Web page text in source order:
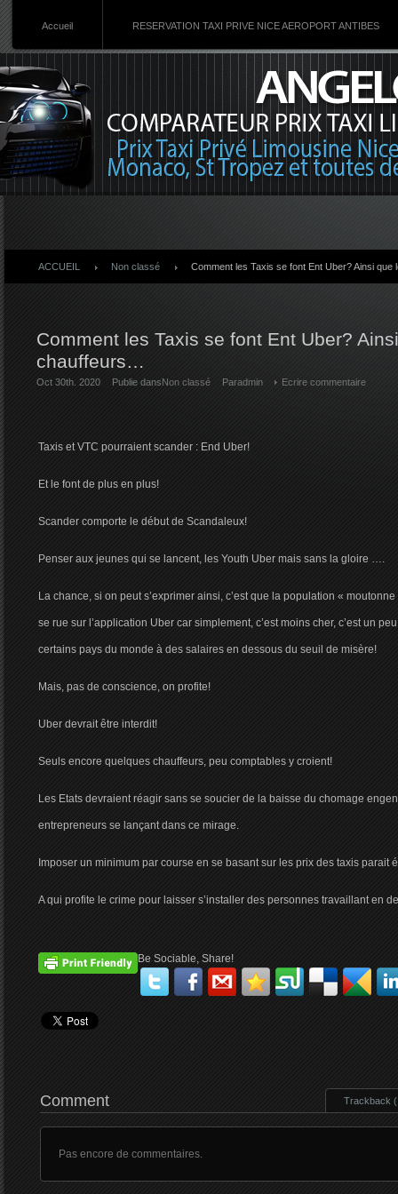
Accueil RESERVATION TAXI PRIVE NICE AEROPORT ANTIBES
ACCUEIL Non classé Comment les Taxis se font Ent Uber? Ainsi
Comment les Taxis se font Ent Uber?
chauffeurs…
Oct 30th. 2020 Publie dansNon classé Paradmin Ecrire commentaire
Taxis et VTC pourraient scander : End Uber!
Et le font de plus en plus!
Scander comporte le début de Scandaleux!
Penser aux jeunes qui se lancent, les Youth Uber mais sans la gloire ….
La chance, si on peut s’exprimer ainsi, c’est que la population «
se rue sur l’application Uber car simplement, c’est moins cher, c’est un
certains pays du monde à des salaires en dessous du seuil de misère!
Mais, pas de conscience, on profite!
Uber devrait être interdit!
Seuls encore quelques chauffeurs, peu comptables y croient!
Les Etats devraient réagir sans se soucier de la baisse du chomage
entrepreneurs se lançant dans ce mirage.
Imposer un minimum par course en se basant sur les prix des taxis parait
A qui profite le crime pour laisser s’installer des personnes travaillant en
Be Sociable, Share!
Comment Trackback
Pas encore de commentaires.